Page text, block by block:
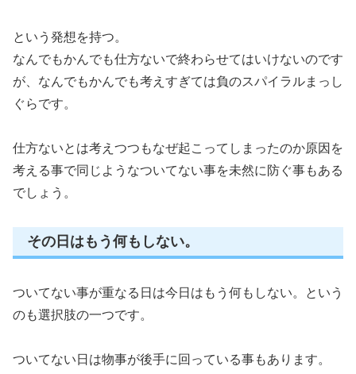
という発想を持つ。
なんでもかんでも仕方ないで終わらせてはいけないのです
が、なんでもかんでも考えすぎては負のスパイラルまっし
ぐらです。
仕方ないとは考えつつもなぜ起こってしまったのか原因を
考える事で同じようなついてない事を未然に防ぐ事もある
でしょう。
その日はもう何もしない。
ついてない事が重なる日は今日はもう何もしない。という
のも選択肢の一つです。
ついてない日は物事が後手に回っている事もあります。